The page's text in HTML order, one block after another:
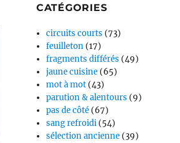
CATÉGORIES
circuits courts (73)
feuilleton (17)
fragments différés (49)
jaune cuisine (65)
mot à mot (43)
parution & alentours (9)
pas de côté (67)
sang refroidi (54)
sélection ancienne (39)